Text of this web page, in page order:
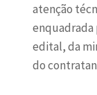
atenção
enquadrada
edital, da
do